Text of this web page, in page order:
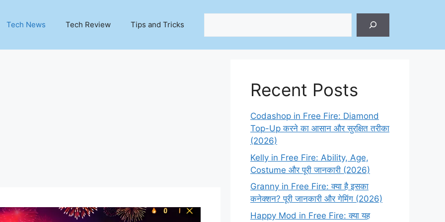
Tech News Tech Review Tips and Tricks
Recent Posts
Codashop in Free Fire: Diamond
Top-Up करने का आसान और सुरक्षित तरीका
(2026)
Kelly in Free Fire: Ability, Age,
Costume और पूरी जानकारी (2026)
Granny in Free Fire: क्या है इसका
कनेक्शन? पूरी जानकारी और गेमिंग (2026)
Happy Mod in Free Fire: क्या यह